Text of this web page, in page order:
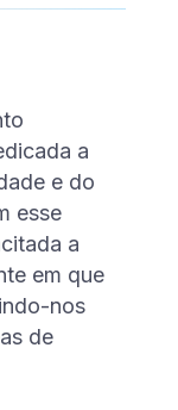
a
e do
esse
a
em que
nos
de